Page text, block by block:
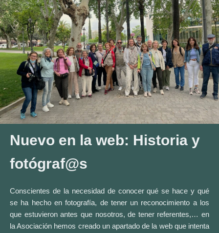
Nuevo en la web: Historia y
fotógraf@s
Conscientes de la necesidad de conocer qué se hace y qué
se ha hecho en fotografía, de tener un reconocimiento a los
que estuvieron antes que nosotros, de tener referentes,… en
la Asociación hemos creado un apartado de la web que intenta